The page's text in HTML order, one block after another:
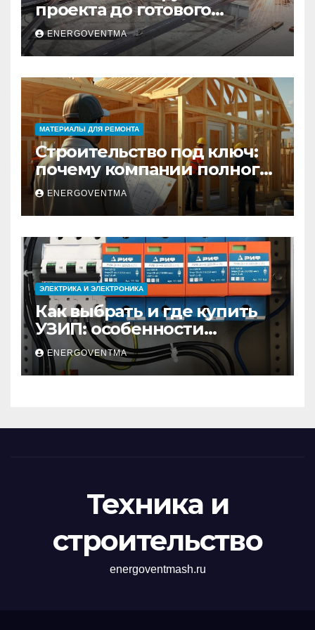
проекта до готового
изделия – полный
практический гид
ENERGOVENTMA
МАТЕРИАЛЫ ДЛЯ РЕМОНТА
Строительство под ключ:
почему компании полного
цикла меняют рынок
недвижимости
ENERGOVENTMA
ЭЛЕКТРИКА И ЭЛЕКТРОНИКА
Как выбрать и где купить
УЗИП: особенности
устройств защиты от
импульсных
перенапряжений
ENERGOVENTMA
Техника и
строительство
energoventmash.ru